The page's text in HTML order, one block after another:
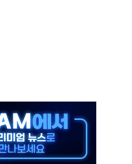
셈법
참석
해 없어